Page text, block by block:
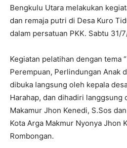
Bengkulu Utara melakukan
dan remaja putri di Desa Kuro
dalam persatuan PKK. Sabtu 31/
Kegiatan pelatihan dengan tema
Perempuan, Perlindungan Anak
dibuka langsung oleh kepala
Harahap, dan dihadiri langgsung
Makamur Jhon Kenedi, S.Sos
Kota Arga Makmur Nyonya Jhon
Rombongan.